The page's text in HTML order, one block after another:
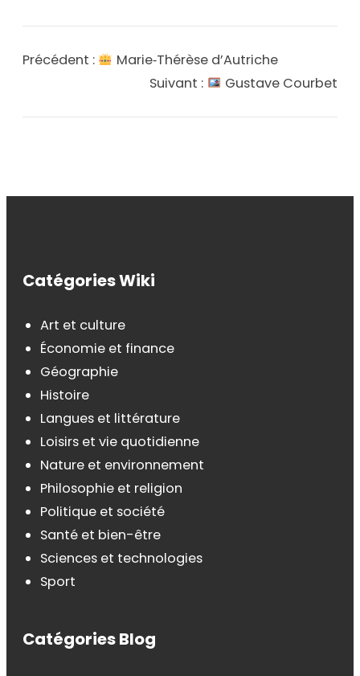
Précédent :
Marie‑Thérèse d’Autriche
Suivant :
Gustave Courbet
Catégories Wiki
Art et culture
Économie et finance
Géographie
Histoire
Langues et littérature
Loisirs et vie quotidienne
Nature et environnement
Philosophie et religion
Politique et société
Santé et bien-être
Sciences et technologies
Sport
Catégories Blog